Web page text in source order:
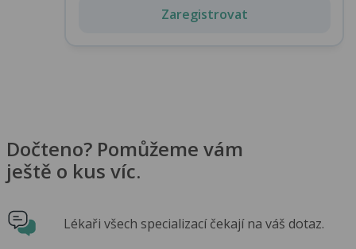
Zaregistrovat
Dočteno? Pomůžeme vám
ještě o kus víc.
Lékaři všech specializací čekají na váš dotaz.